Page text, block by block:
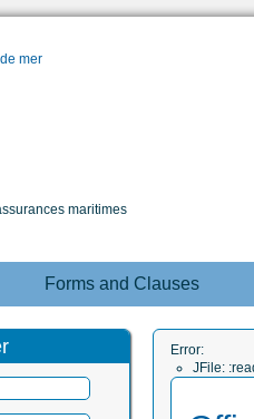
Forms and Clauses
Error:
JFile: